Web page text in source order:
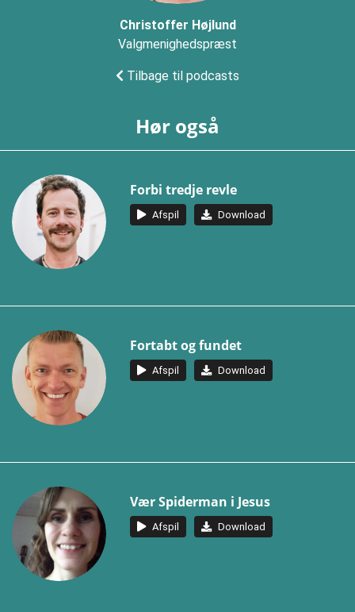
Christoffer Højlund
Valgmenighedspræst
Tilbage til podcasts
Hør også
Forbi tredje revle
Afspil Download
Fortabt og fundet
Afspil Download
Vær Spiderman i Jesus
Afspil Download